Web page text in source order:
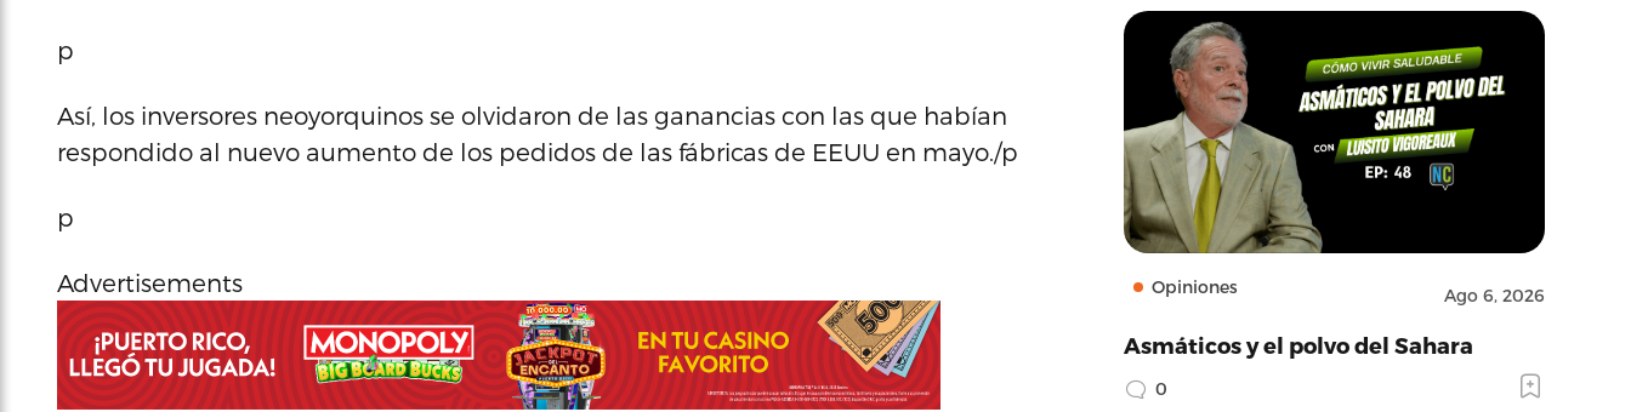
p
Así, los inversores neoyorquinos se olvidaron de las ganancias con las que habían
respondido al nuevo aumento de los pedidos de las fábricas de EEUU en mayo./p
p
Advertisements Opiniones Ago 6, 2026
Asmáticos y el polvo del Sahara
0